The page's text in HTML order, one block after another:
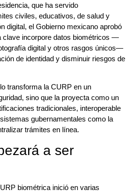
que ha servido
civiles, educativos, de salud y
digital, el Gobierno mexicano aprobó
clave incorpore datos biométricos —
digital y otros rasgos únicos—
de identidad y disminuir riesgos de
transforma la CURP en un
sino que la proyecta como un
tradicionales, interoperable
gubernamentales como la
trámites en línea.
a ser
biométrica inició en varias